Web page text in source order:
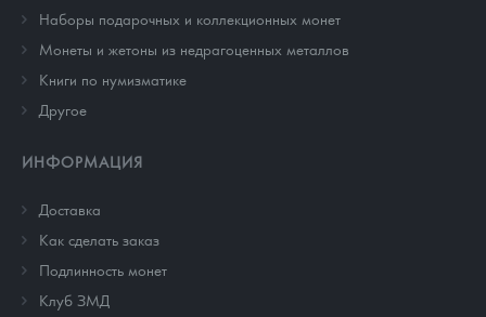
Наборы подарочных и коллекционных монет
Монеты и жетоны из недрагоценных металлов
Книги по нумизматике
Другое
ИНФОРМАЦИЯ
Доставка
Как сделать заказ
Подлинность монет
Клуб ЗМД